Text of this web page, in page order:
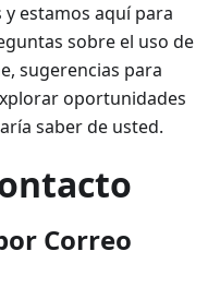
y estamos aquí para
sobre el uso de
sugerencias para
oportunidades
saber de usted.
Correo